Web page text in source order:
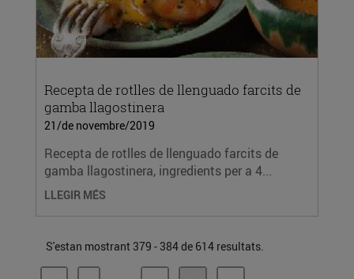
Recepta de rotlles de llenguado farcits de
gamba llagostinera
21/de novembre/2019
Recepta de rotlles de llenguado farcits de
gamba llagostinera, ingredients per a 4...
LLEGIR MÉS
S'estan mostrant 379 - 384 de 614 resultats.